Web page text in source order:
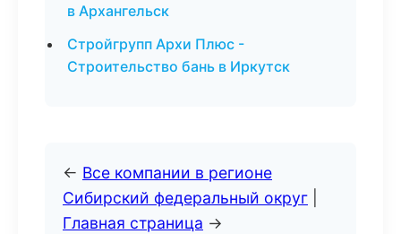
в Архангельск
Стройгрупп Архи Плюс -
Строительство бань в Иркутск
← Все компании в регионе
Сибирский федеральный округ
Главная страница →